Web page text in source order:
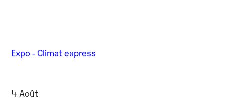
Expo - Climat express
4 Août